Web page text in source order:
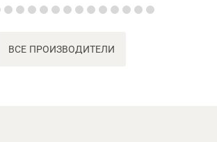
ВСЕ ПРОИЗВОДИТЕЛИ